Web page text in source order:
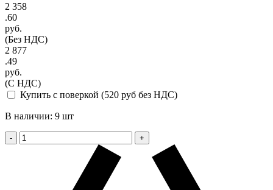
2 358
.60
руб.
(Без НДС)
2 877
.49
руб.
(С НДС)
Купить с поверкой (520 руб без НДС)
В наличии: 9 шт